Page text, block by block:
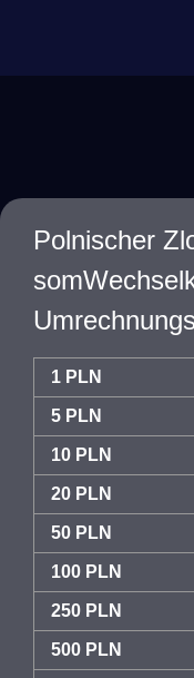
Polnischer
1 PLN
5 PLN
10 PLN
20 PLN
50 PLN
100 PLN
250 PLN
500 PLN